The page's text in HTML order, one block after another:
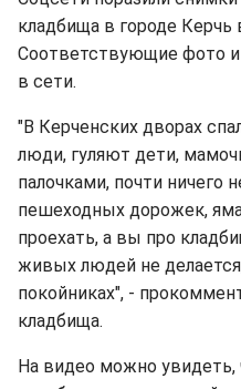
кладбища в городе
Соответствующие фото
в сети.
"В Керченских дворах
люди, гуляют дети,
палочками, почти ничего
пешеходных дорожек,
проехать, а вы про
живых людей не
покойниках", -
кладбища.
На видео можно увидеть,